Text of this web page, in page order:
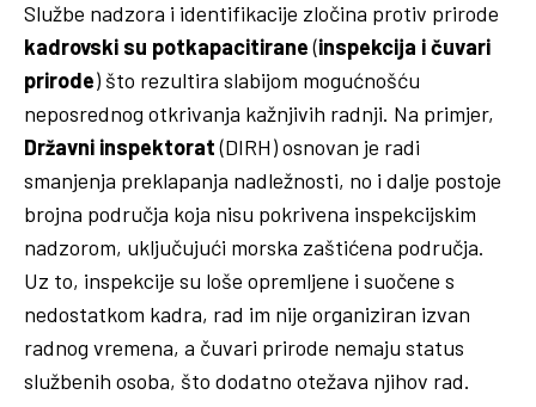
Službe nadzora i identifikacije zločina protiv prirode
kadrovski su potkapacitirane(inspekcija i čuvari
prirode) što rezultira slabijom mogućnošću
neposrednog otkrivanja kažnjivih radnji. Na primjer,
Državni inspektorat(DIRH) osnovan je radi
smanjenja preklapanja nadležnosti, no i dalje postoje
brojna područja koja nisu pokrivena inspekcijskim
nadzorom, uključujući morska zaštićena područja.
Uz to, inspekcije su loše opremljene i suočene s
nedostatkom kadra, rad im nije organiziran izvan
radnog vremena, a čuvari prirode nemaju status
službenih osoba, što dodatno otežava njihov rad.